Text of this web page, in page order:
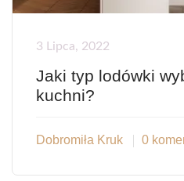
3 Lipca, 2022
Jaki typ lodówki
kuchni?
Dobromiła Kruk 0